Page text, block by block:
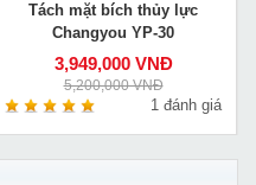
Tách mặt bích thủy lực
Changyou YP-30
3,949,000 VNĐ
5,200,000 VNĐ
1 đánh giá